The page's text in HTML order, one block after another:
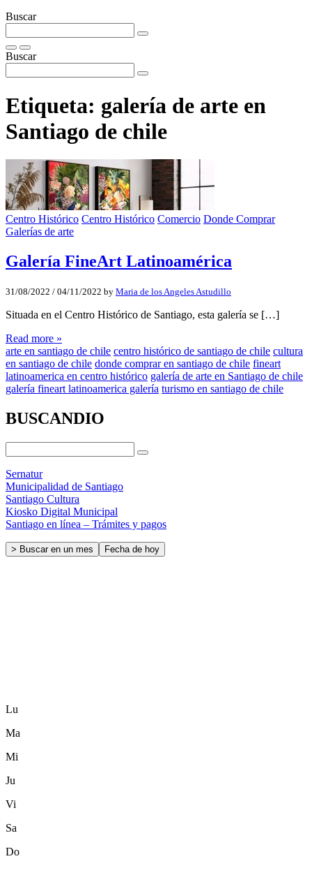
Buscar
Buscar
Etiqueta: galería de arte en
Santiago de chile
Centro Histórico Centro Histórico Comercio Donde Comprar
Galerías de arte
Galería FineArt Latinoamérica
31/08/2022 / 04/11/2022 by Maria de los Angeles Astudillo
Situada en el Centro Histórico de Santiago, esta galería se […]
Read more »
arte en santiago de chile centro histórico de santiago de chile cultura
en santiago de chile donde comprar en santiago de chile fineart
latinoamerica en centro histórico galería de arte en Santiago de chile
galería fineart latinoamerica galería turismo en santiago de chile
BUSCANDIO
Sernatur
Municipalidad de Santiago
Santiago Cultura
Kiosko Digital Municipal
Santiago en línea – Trámites y pagos
> Buscar en un mes Fecha de hoy
Lu
Ma
Mi
Ju
Vi
Sa
Do